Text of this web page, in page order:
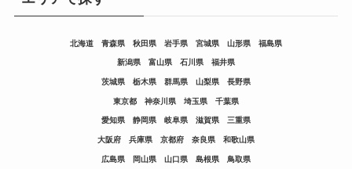
北海道 青森県 秋田県 岩手県 宮城県 山形県 福島県
新潟県 富山県 石川県 福井県
茨城県 栃木県 群馬県 山梨県 長野県
東京都 神奈川県 埼玉県 千葉県
愛知県 静岡県 岐阜県 滋賀県 三重県
大阪府 兵庫県 京都府 奈良県 和歌山県
広島県 岡山県 山口県 島根県 鳥取県